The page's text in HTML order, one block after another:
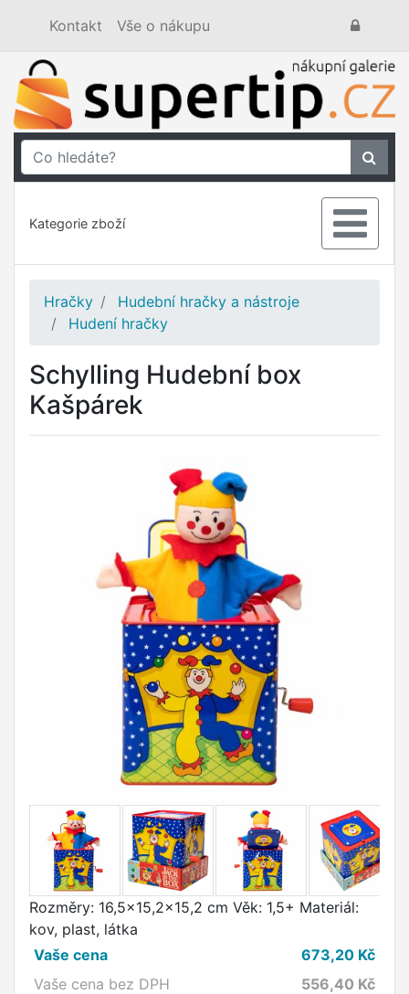
Kontakt Vše o nákupu
Kategorie zboží
Hračky
Hudební hračky a nástroje
Hudení hračky
Schylling Hudební box
Kašpárek
Rozměry: 16,5x15,2x15,2 cm Věk: 1,5+ Materiál:
kov, plast, látka
Vaše cena
673,20 Kč
Vaše cena bez DPH
556,40 Kč